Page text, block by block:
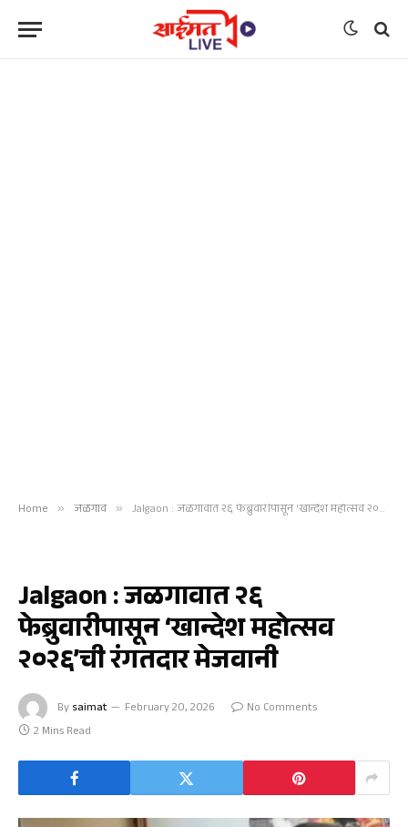
Home » जळगाव » Jalgaon : जळगावात २६ फेब्रुवारीपासून ‘खान्देश महोत्सव २०२६’ची रंगतदार मेजवानी
Jalgaon : जळगावात २६
फेब्रुवारीपासून ‘खान्देश महोत्सव
२०२६’ची रंगतदार मेजवानी
By saimat February 20, 2026
No Comments
2 Mins Read